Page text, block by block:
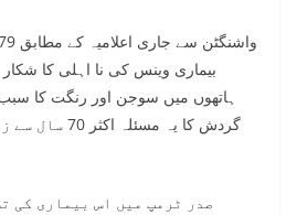
بیماری وینس کی نا اہلی کا
ہاتھوں میں سوجن اور رنگت کا
گردش کا یہ
صدر ٹرمپ میں اس بیماری کی